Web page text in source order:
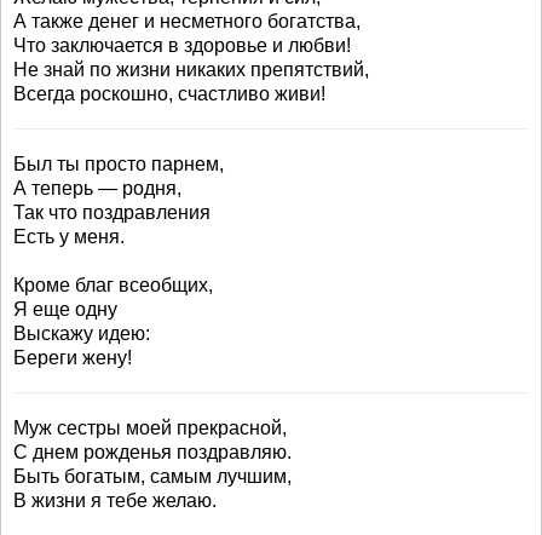
А также денег и несметного богатства,
Что заключается в здоровье и любви!
Не знай по жизни никаких препятствий,
Всегда роскошно, счастливо живи!
Был ты просто парнем,
А теперь — родня,
Так что поздравления
Есть у меня.
Кроме благ всеобщих,
Я еще одну
Выскажу идею:
Береги жену!
Муж сестры моей прекрасной,
С днем рожденья поздравляю.
Быть богатым, самым лучшим,
В жизни я тебе желаю.